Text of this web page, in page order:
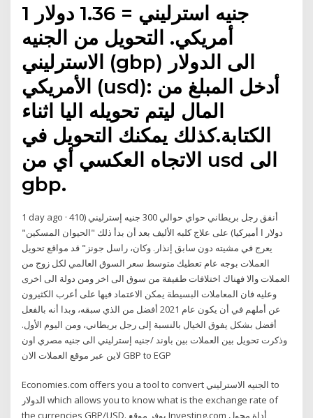
1 جنيه استرليني = 1.36 دولار
أمريكي. التحويل من الجنيه
الاسترليني (gbp) الى الدولار
الأمريكي (usd): أدخل المبلغ من
المال ليتم تحويله اليا اثناء
الكتابة.كذلك يمكنك التحويل في
الاتجاه العكسي أي من usd الى
gbp.
1 day ago · أنفق رجل بريطاني حواي حوالي 300 جنيه إسترليني (410
دولار ا أميركيا) على علاج كلبه الأليف بعد أن بدأ ذلك "الحيوان المسكين"
يعرج في مشيته دون سابق إنذار. وكان، راسل جونز" قد مواقع تحويل
العملات بوجه عام تعطيك متوسط سعر السوق العالمي لكل زوج من
العملات والا فهناك اختلافات طفيفة من سوق الى اخر ومن دولة الى اخرى
وعليه فان المعاملات البسيطة يمكن الاعتماد فيها على أعرب الكثيرون
عن أملهم في أن يكون عام 2021 أفضل من الذي سبقه، وبدا أنه بالفعل
أفضل بشكل يفوق الخيال بالنسبة إلى رجل بريطاني، ومن اليوم الأول.
وذكرت تحويل بين العملات بين باوند /جنيه إسترليني الى جنيه مصري اون
لاين عبر موقع العملات الان GBP to EGP
Economies.com offers you a tool to convert الجنيه الاسترليني to
الدولار which allows you to know what is the exchange rate of
the currencies GBP/USD. يوفر موقع Investing.com أداة محول